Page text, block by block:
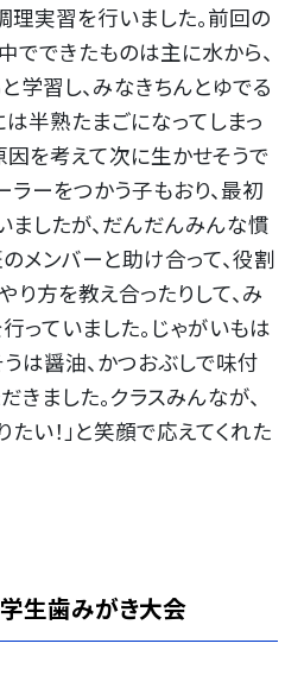
理実習を行いました。前回の
でできたものは主に水から、
学習し、みなきちんとゆでる
は半熟たまごになってしまっ
因を考えて次に生かせそうで
ラーをつかう子もおり、最初
ましたが、だんだんみんな慣
メンバーと助け合って、役割
り方を教え合ったりして、み
っていました。じゃがいもは
は醤油、かつおぶしで味付
きました。クラスみんなが、
たい！」と笑顔で応えてくれた
学生歯みがき大会